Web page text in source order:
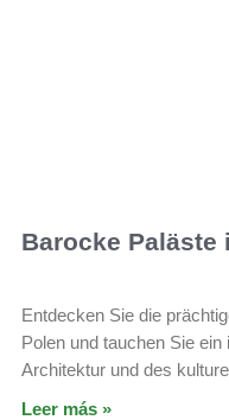
Barocke Paläste
Entdecken Sie die
Polen und tauchen Sie
Architektur und des
Leer más »